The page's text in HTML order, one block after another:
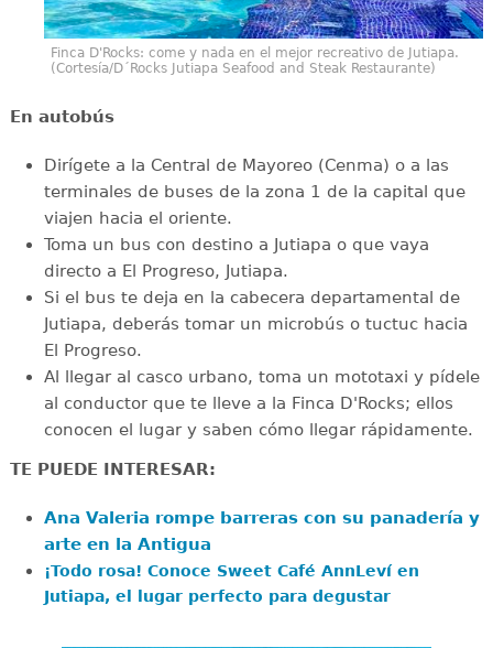
Finca D'Rocks: come y nada en el mejor recreativo de Jutiapa.
(Cortesía/D´Rocks Jutiapa Seafood and Steak Restaurante)
En autobús
Dirígete a la Central de Mayoreo (Cenma) o a las
terminales de buses de la zona 1 de la capital que
viajen hacia el oriente.
Toma un bus con destino a Jutiapa o que vaya
directo a El Progreso, Jutiapa.
Si el bus te deja en la cabecera departamental de
Jutiapa, deberás tomar un microbús o tuctuc hacia
El Progreso.
Al llegar al casco urbano, toma un mototaxi y pídele
al conductor que te lleve a la Finca D'Rocks; ellos
conocen el lugar y saben cómo llegar rápidamente.
TE PUEDE INTERESAR:
Ana Valeria rompe barreras con su panadería y
arte en la Antigua
¡Todo rosa! Conoce Sweet Café AnnLeví en
Jutiapa, el lugar perfecto para degustar